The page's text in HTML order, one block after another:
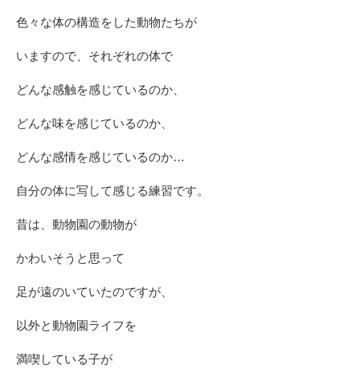
色々な体の構造をした動物たちが
いますので、それぞれの体で
どんな感触を感じているのか、
どんな味を感じているのか、
どんな感情を感じているのか…
自分の体に写して感じる練習です。
昔は、動物園の動物が
かわいそうと思って
足が遠のいていたのですが、
以外と動物園ライフを
満喫している子が